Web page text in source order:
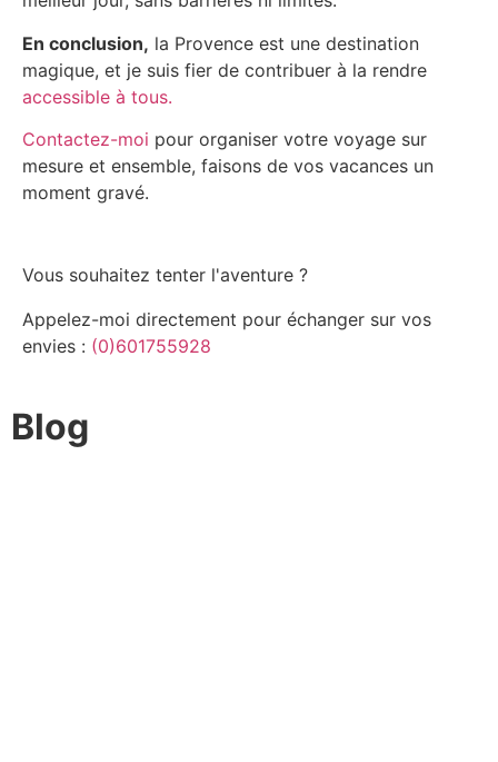
En conclusion, la Provence est une destination
magique, et je suis fier de contribuer à la rendre
accessible à tous.
Contactez-moi pour organiser votre voyage sur
mesure et ensemble, faisons de vos vacances un
moment gravé.
Vous souhaitez tenter l'aventure ?
Appelez-moi directement pour échanger sur vos
envies : (0)601755928
Blog